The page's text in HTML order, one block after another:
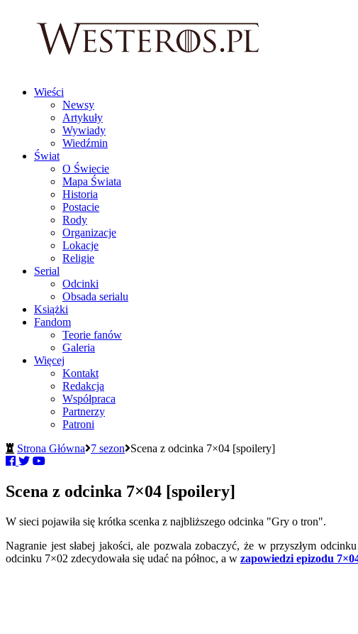
Wieści
Newsy
Artykuły
Wywiady
Wiedźmin
Świat
O Świecie
Mapa Świata
Historia
Postacie
Rody
Organizacje
Lokacje
Religie
Serial
Odcinki
Obsada serialu
Książki
Fandom
Teorie fanów
Galeria
Więcej
Kontakt
Redakcja
Współpraca
Partnerzy
Patroni
Strona Główna 7 sezon Scena z odcinka 7×04 [spoilery]
Scena z odcinka 7×04 [spoilery]
W sieci pojawiła się krótka scenka z najbliższego odcinka "Gry o tron".
Nagranie jest słabej jakości, ale pozwala zobaczyć, że w przyszłym
odcinku 7×02 zdecydowała się udać na północ, a w zapowiedzi epizodu